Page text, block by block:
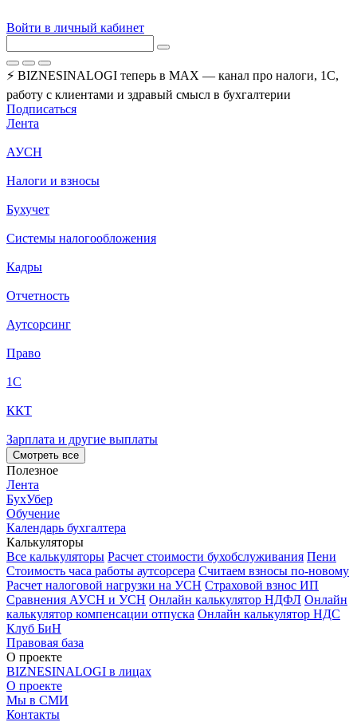
Войти в личный кабинет
⚡ BIZNESINALOGI теперь в MAX — канал про налоги, 1С,
работу с клиентами и здравый смысл в бухгалтерии
Подписаться
Лента
АУСН
Налоги и взносы
Бухучет
Системы налогообложения
Кадры
Отчетность
Аутсорсинг
Право
1С
ККТ
Зарплата и другие выплаты
Смотреть все
Полезное
Лента
БухУбер
Обучение
Календарь бухгалтера
Калькуляторы
Все калькуляторы Расчет стоимости бухобслуживания Пени
Стоимость часа работы аутсорсера Считаем взносы по-новому
Расчет налоговой нагрузки на УСН Страховой взнос ИП
Сравнения АУСН и УСН Онлайн калькулятор НДФЛ Онлайн
калькулятор компенсации отпуска Онлайн калькулятор НДС
Клуб БиН
Правовая база
О проекте
BIZNESINALOGI в лицах
О проекте
Мы в СМИ
Контакты